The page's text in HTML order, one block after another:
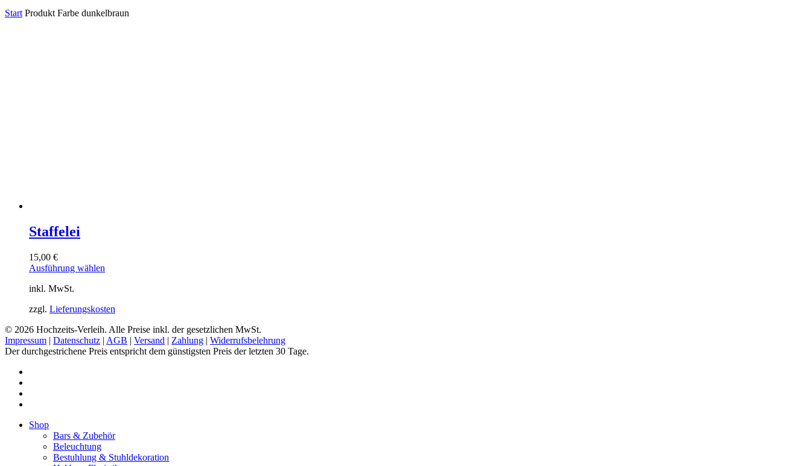
Start Produkt Farbe dunkelbraun
Staffelei
15,00 €
Ausführung wählen
Varianten
Die
Optionen
können
inkl. MwSt.
zzgl. Lieferungskosten
© 2026 Hochzeits-Verleih. Alle Preise inkl. der gesetzlichen MwSt.
Impressum | Datenschutz | AGB | Versand | Zahlung | Widerrufsbelehrung
Der durchgestrichene Preis entspricht dem günstigsten Preis der letzten 30 Tage.
Close
Shop
Bars & Zubehör
Beleuchtung
Bestuhlung & Stuhldekoration